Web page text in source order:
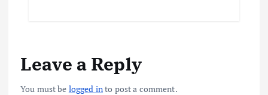
Leave a Reply
You must be logged into post a comment.